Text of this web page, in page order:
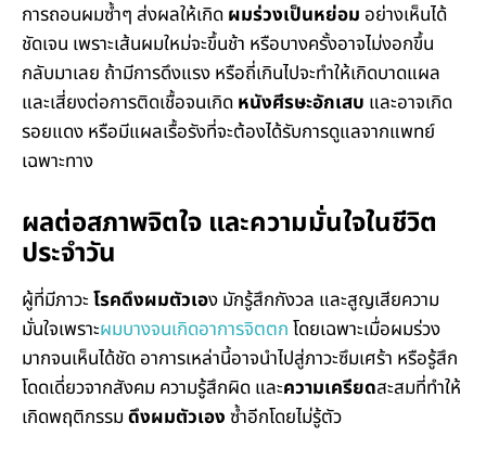
การถอนผมซ้ำๆ ส่งผลให้เกิดผมร่วงเป็นหย่อม อย่างเห็นได้
ชัดเจน เพราะเส้นผมใหม่จะขึ้นช้า หรือบางครั้งอาจไม่งอกขึ้น
กลับมาเลย ถ้ามีการดึงแรง หรือถี่เกินไปจะทำให้เกิดบาดแผล
และเสี่ยงต่อการติดเชื้อจนเกิดหนังศีรษะอักเสบ และอาจเกิด
รอยแดง หรือมีแผลเรื้อรังที่จะต้องได้รับการดูแลจากแพทย์
เฉพาะทาง
ผลต่อสภาพจิตใจ และความมั่นใจในชีวิต
ประจำวัน
ผู้ที่มีภาวะโรคดึงผมตัวเอง มักรู้สึกกังวล และสูญเสียความ
มั่นใจเพราะผมบางจนเกิดอาการจิตตกโดยเฉพาะเมื่อผมร่วง
มากจนเห็นได้ชัด อาการเหล่านี้อาจนำไปสู่ภาวะซึมเศร้า หรือรู้สึก
โดดเดี่ยวจากสังคม ความรู้สึกผิด และความเครียดสะสมที่ทำให้
เกิดพฤติกรรมดึงผมตัวเองซ้ำอีกโดยไม่รู้ตัว